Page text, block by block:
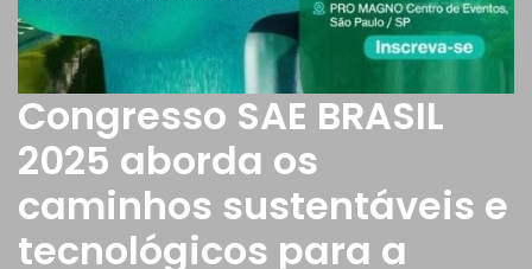
Congresso SAE BRASIL
2025 aborda os
caminhos sustentáveis e
tecnológicos para a